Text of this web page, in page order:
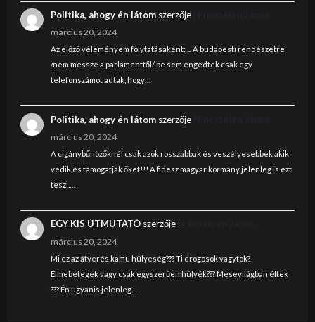
Politika, ahogy én látomszerzője
március 20, 2024
Az előző véleményem folytatásaként: ... A budapesti rendészetre
/nem messze a parlamenttől/ be sem engedtek csak egy
telefonszámot adtak, hogy…
Politika, ahogy én látomszerzője
március 20, 2024
A cigánybűnözőknél csak azok rosszabbak és veszélyesebbek akik
védik és támogatják őket!!! A fidesz magyar kormány jelenleg is ezt
teszi.…
EGY KIS ÚTMUTATÓszerzője
március 20, 2024
Mi ez az átverés kamu hülyeség??? Ti drogosok vagytok?
Elmebetegek vagy csak egyszerűen hülyék??? Mesevilágban éltek
??? Én ugyanis jelenleg…